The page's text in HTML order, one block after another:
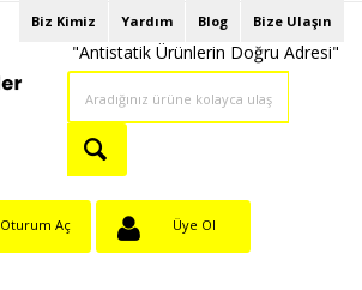
Biz Kimiz Yardım Blog Bize Ulaşın
"Antistatik Ürünlerin Doğru Adresi"
Oturum Aç Üye Ol